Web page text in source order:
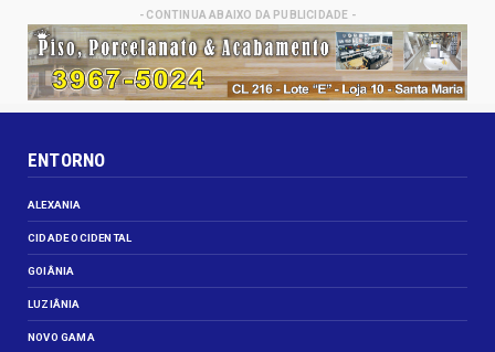
- CONTINUA ABAIXO DA PUBLICIDADE -
ENTORNO
ALEXANIA
CIDADE OCIDENTAL
GOIÂNIA
LUZIÂNIA
NOVO GAMA